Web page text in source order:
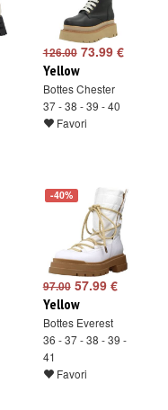
126.0073.99 €
Yellow
Bottes Chester
37 - 38 - 39 - 40
Favori
-40%
97.0057.99 €
Yellow
Bottes Everest
36 - 37 - 38 - 39 -
41
Favori